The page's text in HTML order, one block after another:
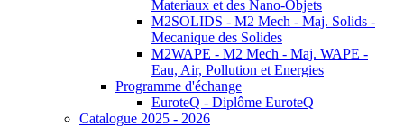
Materiaux et des Nano-Objets
M2SOLIDS - M2 Mech - Maj. Solids -
Mecanique des Solides
M2WAPE - M2 Mech - Maj. WAPE -
Eau, Air, Pollution et Energies
Programme d'échange
EuroteQ - Diplôme EuroteQ
Catalogue 2025 - 2026